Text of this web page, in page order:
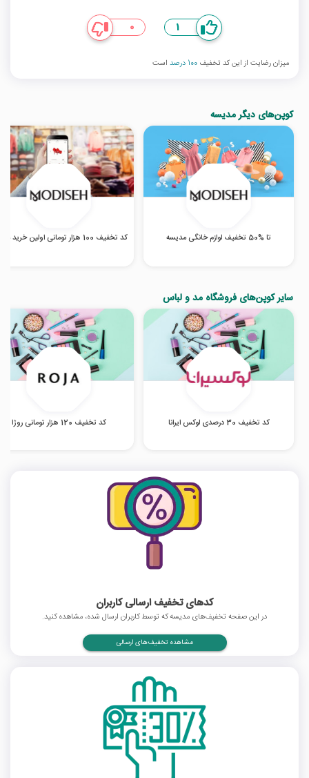
1
0
میزان رضایت از این کد تخفیف 100 درصد است
کوپن‌های دیگر مدیسه
تا %50 تخفیف لوازم خانگی مدیسه کد تخفیف 100 هزار تومانی اولین خرید مدیسه
سایر کوپن‌های فروشگاه مد و لباس
کد تخفیف 30 درصدی لوکس ایرانا کد تخفیف 120 هزار تومانی روژا
کدهای تخفیف ارسالی کاربران
در این صفحه تخفیف‌های مدیسه که توسط کاربران ارسال شده، مشاهده کنید.
مشاهده تخفیف‌های ارسالی